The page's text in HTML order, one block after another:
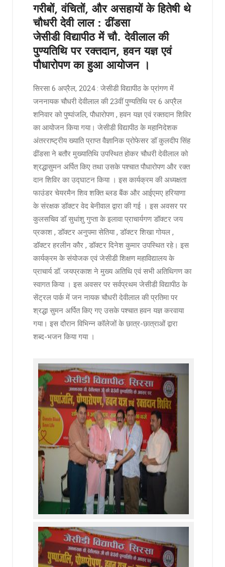
गरीबों, वंचितों, और असहायों के हितेषी थे
चौधरी देवी लाल : ढींडसा
जेसीडी विद्यापीठ में चौ. देवीलाल की
पुण्यतिथि पर रक्तदान, हवन यज्ञ एवं
पौधारोपण का हुआ आयोजन ।
सिरसा 6 अप्रैल, 2024 : जेसीडी विद्यापीठ के प्रांगण में
जननायक चौधरी देवीलाल की 23वीं पुण्यतिथि पर 6 अप्रैल
शनिवार को पुष्पांजलि, पौधारोपण , हवन यज्ञ एवं रक्तदान शिविर
का आयोजन किया गया। जेसीडी विद्यापीठ के महानिदेशक
अंतरराष्ट्रीय ख्याति प्राप्त वैज्ञानिक प्रोफेसर डॉ कुलदीप सिंह
ढींडसा ने बतौर मुख्यातिथि उपस्थित होकर चौधरी देवीलाल को
श्रद्धासुमन अर्पित किए तथा उसके पश्चात पौधारोपण और रक्त
दान शिविर का उद्घाटन किया । इस कार्यक्रम की अध्यक्षता
फाउंडर चेयरमैन शिव शक्ति ब्लड बैंक और आईएमए हरियाणा
के संरक्षक डॉक्टर वेद बेनीवाल द्वारा की गई । इस अवसर पर
कुलसचिव डॉ सुधांशु गुप्ता के इलावा प्राचार्यगण डॉक्टर जय
प्रकाश , डॉक्टर अनुपमा सेतिया , डॉक्टर शिखा गोयल ,
डॉक्टर हरलीन कौर , डॉक्टर दिनेश कुमार उपस्थित रहे। इस
कार्यक्रम के संयोजक एवं जेसीडी शिक्षण महाविद्यालय के
प्राचार्य डॉ. जयप्रकाश ने मुख्य अतिथि एवं सभी अतिथिगण का
स्वागत किया । इस अवसर पर सर्वप्रथम जेसीडी विद्यापीठ के
सेंट्रल पार्क में जन नायक चौधरी देवीलाल की प्रतिमा पर
श्रद्धा सुमन अर्पित किए गए उसके पश्चात हवन यज्ञ करवाया
गया। इस दौरान विभिन्न कॉलेजों के छात्र-छात्राओं द्वारा
शब्द-भजन किया गया ।